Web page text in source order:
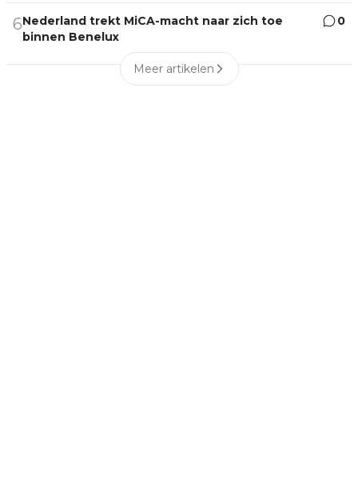
6Nederland trekt MiCA-macht naar zich toe
binnen Benelux
0
Meer artikelen